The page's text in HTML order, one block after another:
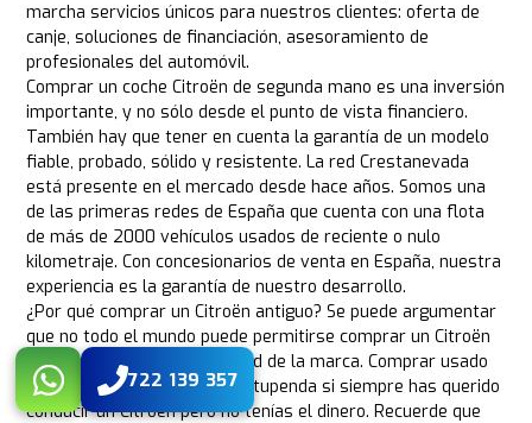
marcha servicios únicos para nuestros clientes: oferta de
canje, soluciones de financiación, asesoramiento de
profesionales del automóvil.
Comprar un coche Citroën de segunda mano es una inversión
importante, y no sólo desde el punto de vista financiero.
También hay que tener en cuenta la garantía de un modelo
fiable, probado, sólido y resistente. La red Crestanevada
está presente en el mercado desde hace años. Somos una
de las primeras redes de España que cuenta con una flota
de más de 2000 vehículos usados de reciente o nulo
kilometraje. Con concesionarios de venta en España, nuestra
experiencia es la garantía de nuestro desarrollo.
¿Por qué comprar un Citroën antiguo? Se puede argumentar
que no todo el mundo puede permitirse comprar un Citroën
nuevo debido a la exclusividad de la marca. Comprar usado
puede ser una alternativa estupenda si siempre has querido
conducir un Citroën pero no tenías el dinero. Recuerde que
722 139 357